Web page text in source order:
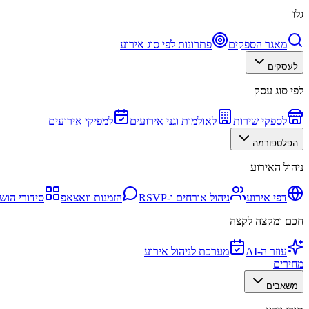
גלו
מאגר הספקים פתרונות לפי סוג אירוע
לעסקים
לפי סוג עסק
לספקי שירות לאולמות וגני אירועים למפיקי אירועים
הפלטפורמה
ניהול האירוע
דפי אירוע ניהול אורחים ו-RSVP הזמנות וואצאפ סידורי
חכם ומקצה לקצה
עוזר ה-AI
מערכת לניהול אירוע
מחירים
משאבים